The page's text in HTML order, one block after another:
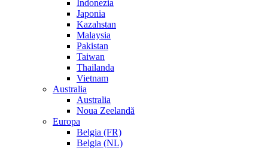
Indonezia
Japonia
Kazahstan
Malaysia
Pakistan
Taiwan
Thailanda
Vietnam
Australia
Australia
Noua Zeelandă
Europa
Belgia (FR)
Belgia (NL)